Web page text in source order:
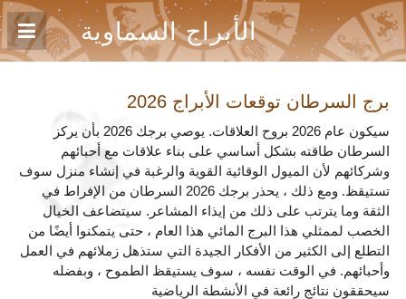
الأبراج السماوية
برج السرطان توقعات الأبراج 2026
سيكون عام 2026 بروح العلاقات. يوصي برجك 2026 بأن يركز
السرطان طاقته بشكل أساسي على بناء علاقات مع أحبائهم
وشركائهم لأن الميول الوقائية القوية والرغبة في إنشاء منزل سوف
تستيقظ. ومع ذلك ، يحذر برجك 2026 السرطان من الإفراط في
الثقة وما يترتب على ذلك من إيذاء المشاعر. سيتضاعف الخيال
الخصب لممثلي هذا البرج المائي هذا العام ، حتى يتمكنوا أيضًا من
التطلع إلى الكثير من الأفكار الجيدة التي ستذهل زملائهم في العمل
وأحبائهم. في الوقت نفسه ، سوف يستيقظ الطموح ، وبفضله
سيحققون نتائج رائعة في الأنشطة الرياضية